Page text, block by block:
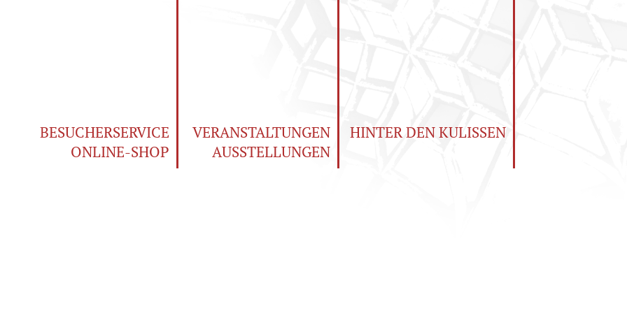
BESUCHERSERVICE
ONLINE-SHOP
VERANSTALTUNGEN
AUSSTELLUNGEN
HINTER DEN KULISSEN